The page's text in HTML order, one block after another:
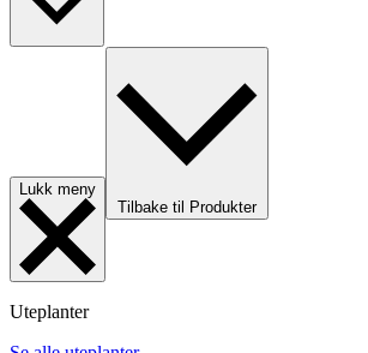
Lukk meny
Tilbake til Produkter
Uteplanter